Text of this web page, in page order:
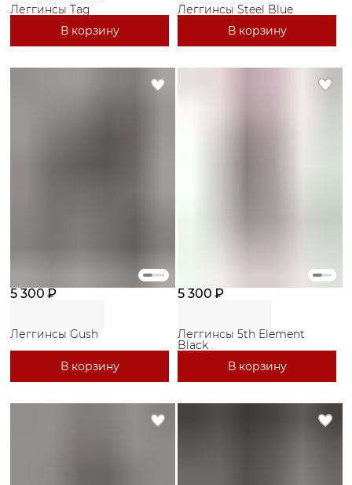
Леггинсы Tag
В корзину
Леггинсы Steel Blue
В корзину
5 300 ₽
Леггинсы Gush
В корзину
5 300 ₽
Леггинсы 5th Element
Black
В корзину